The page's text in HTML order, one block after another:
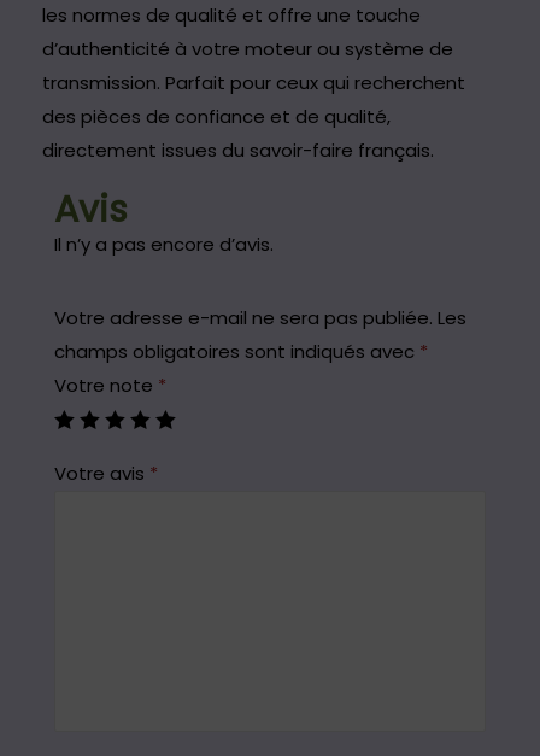
les normes de qualité et offre une touche
d’authenticité à votre moteur ou système de
transmission. Parfait pour ceux qui recherchent
des pièces de confiance et de qualité,
directement issues du savoir-faire français.
Avis
Il n’y a pas encore d’avis.
Votre adresse e-mail ne sera pas publiée. Les
champs obligatoires sont indiqués avec *
Votre note *
Votre avis *